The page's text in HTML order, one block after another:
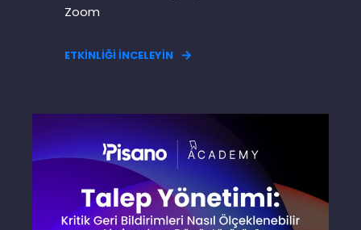
Zoom
ETKİNLİĞİ İNCELEYİN